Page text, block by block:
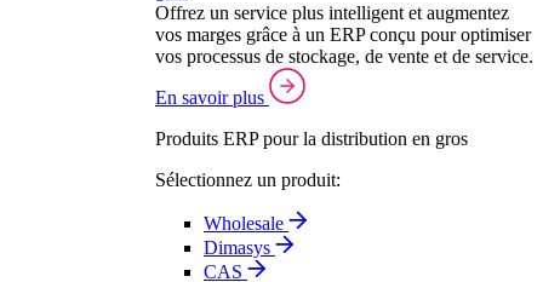
Offrez un service plus intelligent et augmentez
vos marges grâce à un ERP conçu pour optimiser
vos processus de stockage, de vente et de service.
En savoir plus
Produits ERP pour la distribution en gros
Sélectionnez un produit:
Wholesale
Dimasys
CAS